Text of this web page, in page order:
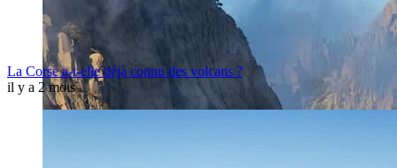
La Corse a-t-elle déjà connu des volcans ?
il y a 2 mois